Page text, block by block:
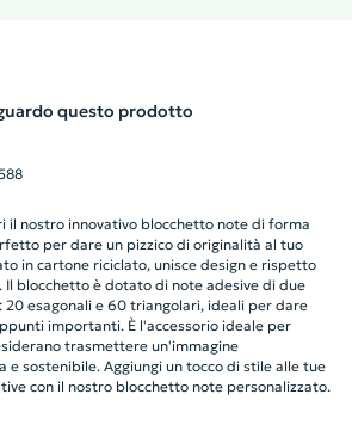
questo prodotto
il nostro innovativo blocchetto note di forma
per dare un pizzico di originalità al tuo
in cartone riciclato, unisce design e rispetto
Il blocchetto è dotato di note adesive di due
20 esagonali e 60 triangolari, ideali per dare
importanti. È l'accessorio ideale per
trasmettere un'immagine
e sostenibile. Aggiungi un tocco di stile alle tue
con il nostro blocchetto note personalizzato.